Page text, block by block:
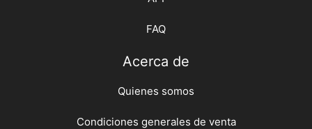
FAQ
Acerca de
Quienes somos
Condiciones generales de venta